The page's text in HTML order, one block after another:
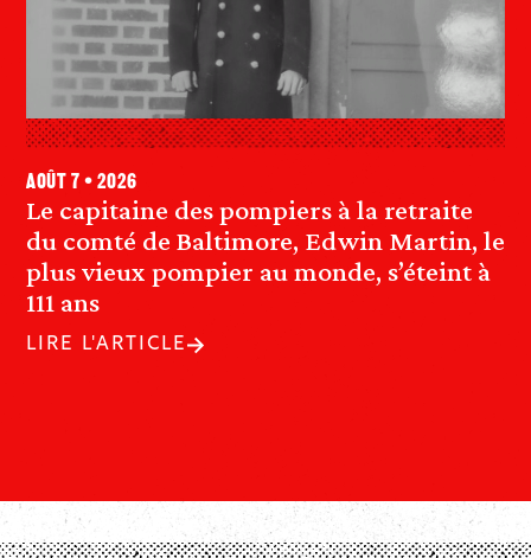
Le capitaine des pompiers à la retraite
du comté de Baltimore, Edwin Martin, le
plus vieux pompier au monde, s’éteint à
111 ans
août 7 • 2026
LIRE L'ARTICLE